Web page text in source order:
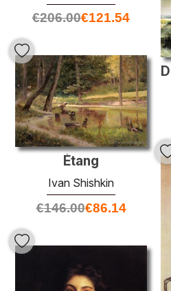
€206.00€121.54
Étang
Ivan Shishkin
€146.00€86.14